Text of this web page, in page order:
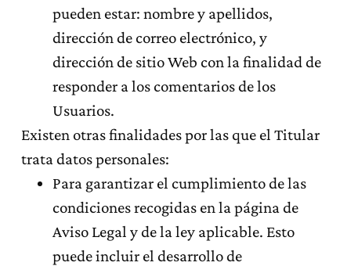
pueden estar: nombre y apellidos,
dirección de correo electrónico, y
dirección de sitio Web con la finalidad de
responder a los comentarios de los
Usuarios.
Existen otras finalidades por las que el Titular
trata datos personales:
Para garantizar el cumplimiento de las
condiciones recogidas en la página de
Aviso Legal y de la ley aplicable. Esto
puede incluir el desarrollo de